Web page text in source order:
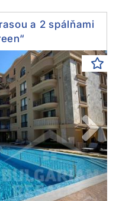
a 2 spálňami
Next